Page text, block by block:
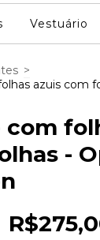
Vestuário
>
azuis com
com
-